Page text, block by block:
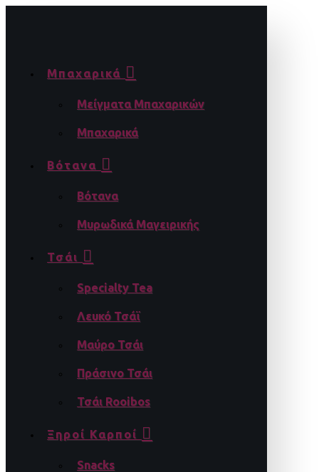
Μπαχαρικά
Μείγματα Μπαχαρικών
Μπαχαρικά
Βότανα
Βότανα
Μυρωδικά Μαγειρικής
Τσάι
Specialty Tea
Λευκό Τσάϊ
Μαύρο Τσάι
Πράσινο Τσάι
Τσάι Rooibos
Ξηροί Καρποί
Snacks